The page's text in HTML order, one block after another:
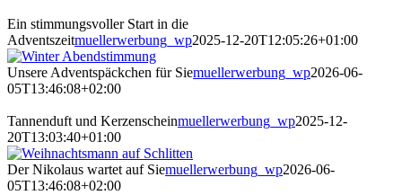
Ein stimmungsvoller Start in die
Adventszeitmuellerwerbung_wp2025-12-20T12:05:26+01:00
Unsere Adventspäckchen für Siemuellerwerbung_wp2026-06-
05T13:46:08+02:00
Tannenduft und Kerzenscheinmuellerwerbung_wp2025-12-
20T13:03:40+01:00
Der Nikolaus wartet auf Siemuellerwerbung_wp2026-06-
05T13:46:08+02:00